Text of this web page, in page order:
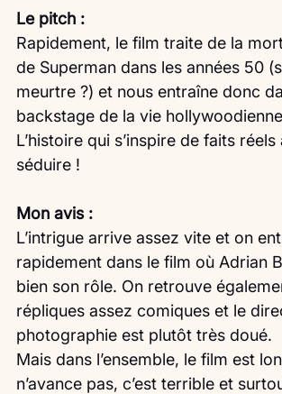
Le pitch :
Rapidement, le film traite de la
de Superman dans les années 50
meurtre ?) et nous entraîne donc
backstage de la vie
L’histoire qui s’inspire de faits
séduire !
Mon avis :
L’intrigue arrive assez vite et on
rapidement dans le film où Adrian
bien son rôle. On retrouve
répliques assez comiques et le
photographie est plutôt très doué.
Mais dans l’ensemble, le film est
n’avance pas, c’est terrible et